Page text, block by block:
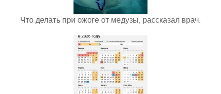
Что делать при ожоге от медузы, рассказал врач.